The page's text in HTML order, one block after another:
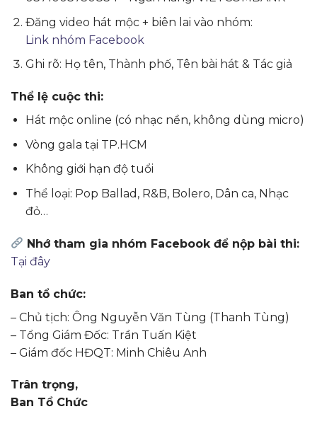
Đăng video hát mộc + biên lai vào nhóm:
Link nhóm Facebook
Ghi rõ: Họ tên, Thành phố, Tên bài hát & Tác giả
Thể lệ cuộc thi:
Hát mộc online (có nhạc nền, không dùng micro)
Vòng gala tại TP.HCM
Không giới hạn độ tuổi
Thể loại: Pop Ballad, R&B, Bolero, Dân ca, Nhạc
đỏ…
Nhớ tham gia nhóm Facebook để nộp bài thi:
Tại đây
Ban tổ chức:
– Chủ tịch: Ông Nguyễn Văn Tùng (Thanh Tùng)
– Tổng Giám Đốc: Trần Tuấn Kiệt
– Giám đốc HĐQT: Minh Chiêu Anh
Trân trọng,
Ban Tổ Chức